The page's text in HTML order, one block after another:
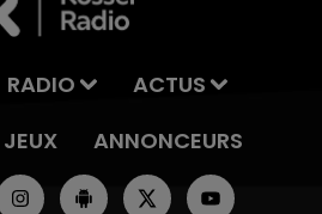
RADIO
ACTUS
JEUX ANNONCEURS